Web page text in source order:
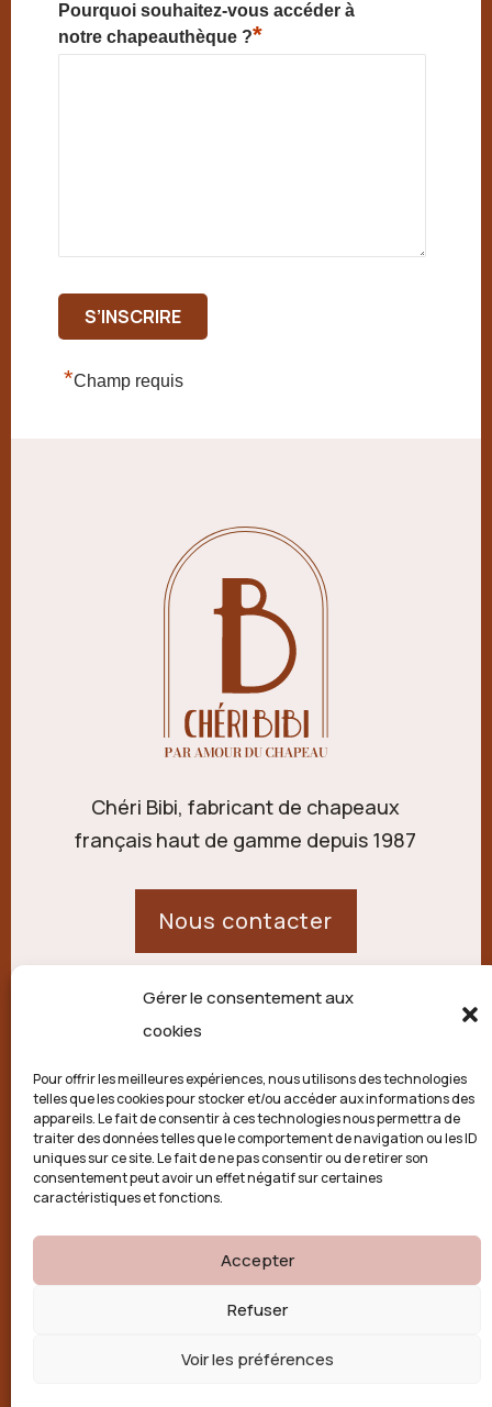
Gérer le consentement aux
cookies
Pour offrir les meilleures expériences, nous utilisons des technologies
telles que les cookies pour stocker et/ou accéder aux informations des
appareils. Le fait de consentir à ces technologies nous permettra de
traiter des données telles que le comportement de navigation ou les ID
uniques sur ce site. Le fait de ne pas consentir ou de retirer son
consentement peut avoir un effet négatif sur certaines
caractéristiques et fonctions.
Accepter
Refuser
Voir les préférences
Pourquoi souhaitez-vous accéder à
notre chapeauthèque ?*
*Champ requis
Chéri Bibi, fabricant de chapeaux
français haut de gamme depuis 1987
Nous contacter
21 route de Palisse,
Politique de confidentialité
Conditions générales